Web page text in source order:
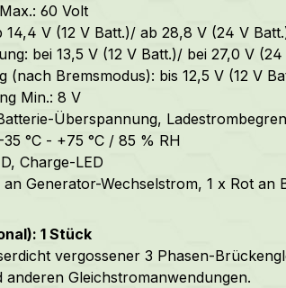
60 Volt
14,4 V (12 V Batt.)/ ab 28,8 V (24 V
bei 13,5 V (12 V Batt.)/ bei 27,0 V (24
(nach Bremsmodus): bis 12,5 V (12 V
Min.: 8 V
Überspannung,
°C - +75 °C / 85 % RH
Charge-LED
Generator-Wechselstrom, 1 x Rot
1 Stück
vergossener 3 Phasen-
Gleichstromanwendungen.